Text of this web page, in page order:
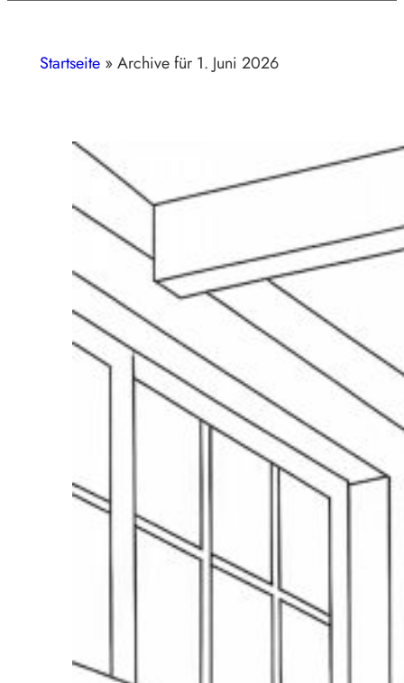
Startseite »Archive für 1. Juni 2026